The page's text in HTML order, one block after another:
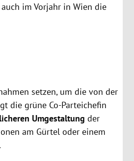
im Vorjahr in Wien die
setzen, um die von der
die grüne Co-Parteichefin
Umgestaltung der
am Gürtel oder einem